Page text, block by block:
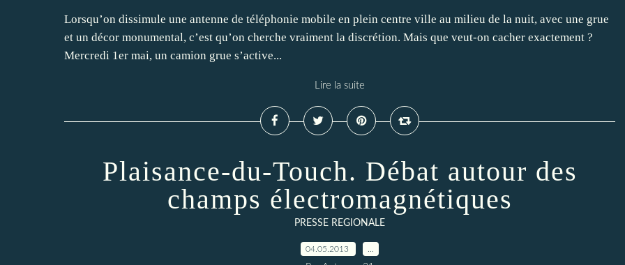
Lorsqu’on dissimule une antenne de téléphonie mobile en plein centre ville au milieu de la nuit, avec une grue
et un décor monumental, c’est qu’on cherche vraiment la discrétion. Mais que veut-on cacher exactement ?
Mercredi 1er mai, un camion grue s’active...
Lire la suite
Plaisance-du-Touch. Débat autour des
champs électromagnétiques
PRESSE REGIONALE
04.05.2013